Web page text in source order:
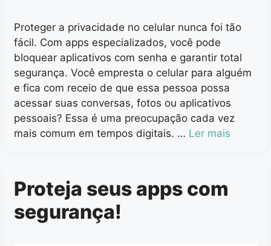
Proteger a privacidade no celular nunca foi tão
fácil. Com apps especializados, você pode
bloquear aplicativos com senha e garantir total
segurança. Você empresta o celular para alguém
e fica com receio de que essa pessoa possa
acessar suas conversas, fotos ou aplicativos
pessoais? Essa é uma preocupação cada vez
mais comum em tempos digitais. … Ler mais
Proteja seus apps com
segurança!